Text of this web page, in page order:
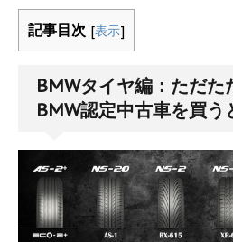
記事目次 [表示]
BMWタイヤ編：ただた
BMW認定中古車を買う